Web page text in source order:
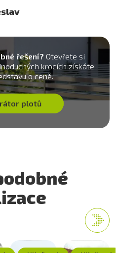
řešení? Otevřete si
krocích získáte
o ceně.
plotů